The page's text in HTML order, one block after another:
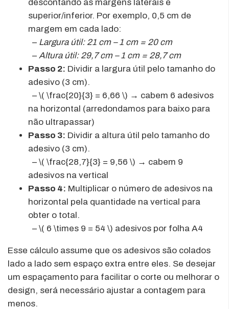
descontando as margens laterais e
superior/inferior. Por exemplo, 0,5 cm de
margem em cada lado:
– Largura útil: 21 cm – 1 cm = 20 cm
– Altura útil: 29,7 cm – 1 cm = 28,7 cm
Passo 2: Dividir a largura útil pelo tamanho do
adesivo (3 cm).
– \( \frac{20}{3} = 6,66 \) → cabem 6 adesivos
na horizontal (arredondamos para baixo para
não ultrapassar)
Passo 3: Dividir a altura útil pelo tamanho do
adesivo (3 cm).
– \( \frac{28,7}{3} = 9,56 \) → cabem 9
adesivos na vertical
Passo 4: Multiplicar o número de adesivos na
horizontal pela quantidade na vertical para
obter o total.
– \( 6 \times 9 = 54 \) adesivos por folha A4
Esse cálculo assume que os adesivos são colados
lado a lado sem espaço extra entre eles. Se desejar
um espaçamento para facilitar o corte ou melhorar o
design, será necessário ajustar a contagem para
menos.